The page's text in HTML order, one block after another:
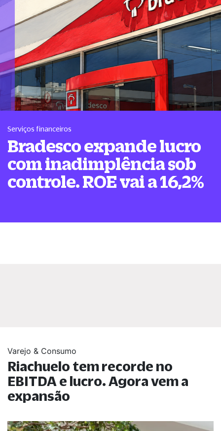
Serviços financeiros
Bradesco expande lucro
com inadimplência sob
controle. ROE vai a 16,2%
Varejo & Consumo
Riachuelo tem recorde no
EBITDA e lucro. Agora vem a
expansão